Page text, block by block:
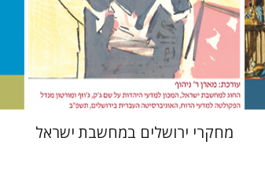
$35
מחקרי ירושלים במחשבת ישראל